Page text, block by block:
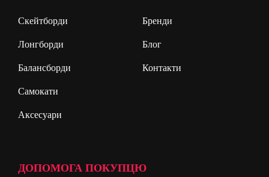
Скейтборди
Лонгборди
Балансборди
Самокати
Аксесуари
Бренди
Блог
Контакти
ДОПОМОГА ПОКУПЦЮ